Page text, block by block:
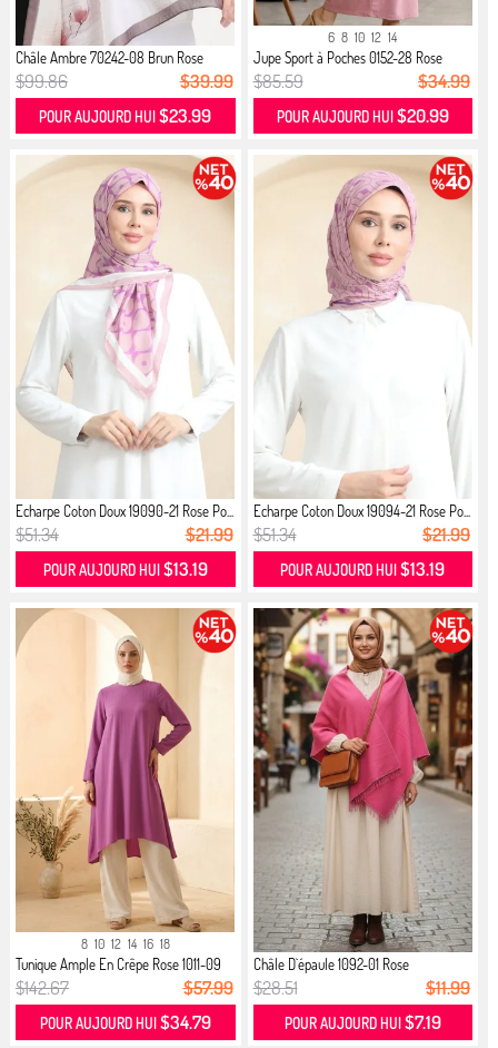
Châle Ambre 70242-08 Brun Rose
Poud...
$99.86 $39.99
POUR AUJOURD HUI$23.99
6 8 10 12 14
Jupe Sport à Poches 0152-28 Rose
$85.59 $34.99
POUR AUJOURD HUI $20.99
Echarpe Coton Doux 19090-21 Rose Po...
$51.34 $21.99
POUR AUJOURD HUI $13.19
Echarpe Coton Doux 19094-21 Rose Po...
$51.34 $21.99
POUR AUJOURD HUI$13.19
8 10 12 14 16 18
Tunique Ample En Crêpe Rose 1011-09
$142.67 $57.99
POUR AUJOURD HUI $34.79
Châle D`épaule 1092-01 Rose
$28.51 $11.99
POUR AUJOURD HUI $7.19